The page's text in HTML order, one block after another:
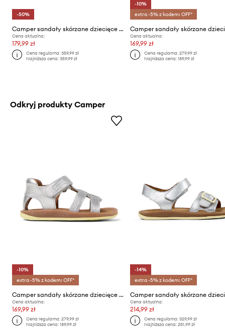
-50%
Camper sandały skórzane dziecięce Right Kids
Cena aktualna:
179,99 zł
Cena regularna:359,99 zł
Najniższa cena:359,99 zł
-10%
extra -5% z kodem: OFF*
Cena aktualna:
169,99 zł
Cena regularna: 279,99 zł
Najniższa cena: 189,99 zł
Odkryj produkty Camper
-10%
extra -5% z kodem: OFF*
Camper sandały skórzane dziecięce Bicho FW
Cena aktualna:
169,99 zł
Cena regularna:279,99 zł
Najniższa cena:189,99 zł
-14%
extra -5% z kodem: OFF*
Cena aktualna:
214,99 zł
Cena regularna: 329,99 zł
Najniższa cena: 251,99 zł